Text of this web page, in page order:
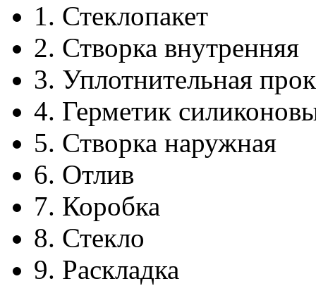
1. Стеклопакет
2. Створка внутренняя
3. Уплотнительная
4. Герметик
5. Створка наружная
6. Отлив
7. Коробка
8. Стекло
9. Раскладка